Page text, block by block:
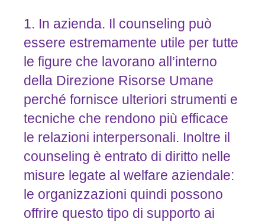
1. In azienda. Il counseling può
essere estremamente utile per tutte
le figure che lavorano all’interno
della Direzione Risorse Umane
perché fornisce ulteriori strumenti e
tecniche che rendono più efficace
le relazioni interpersonali. Inoltre il
counseling è entrato di diritto nelle
misure legate al welfare aziendale:
le organizzazioni quindi possono
offrire questo tipo di supporto ai